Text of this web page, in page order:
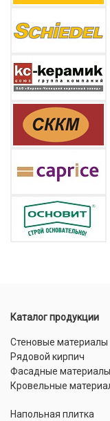
Каталог продукции
Стеновые материалы
Рядовой кирпич
Фасадные материалы
Кровельные
Напольная плитка